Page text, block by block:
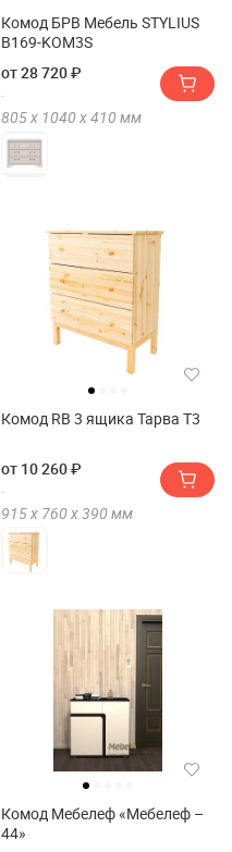
Комод БРВ Мебель STYLIUS
B169-KOM3S
от 28 720 ₽
805 х 1040 х410 мм
Комод RB 3 ящика Тарва Т3
от 10 260 ₽
915 х 760 х390 мм
Комод Мебелеф «Мебелеф –
44»